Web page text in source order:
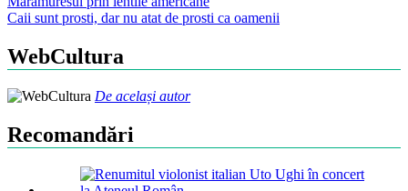
Post
navigation
Caii sunt prosti, dar nu atat de prosti ca oamenii
WebCultura
De același autor
Recomandări